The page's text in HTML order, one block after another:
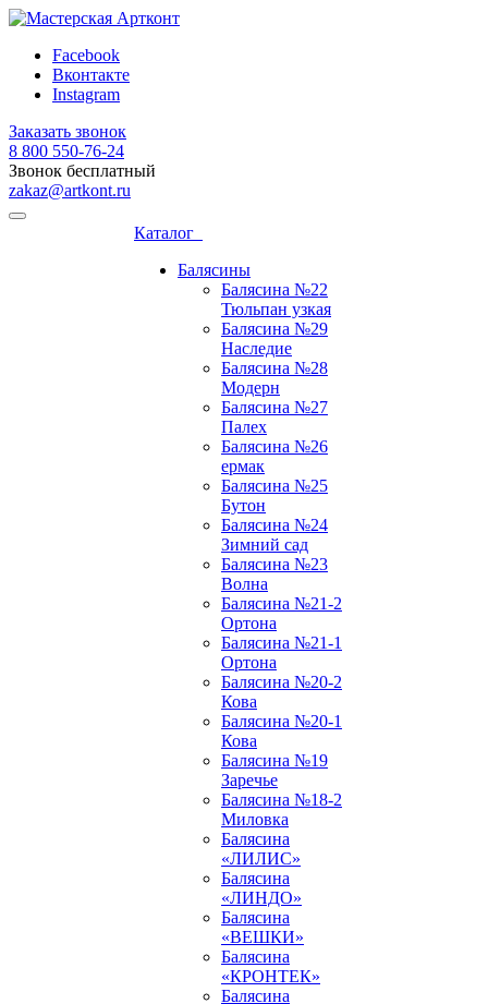
Facebook
Вконтакте
Instagram
Заказать звонок
8 800 ‎550-76-24
Звонок бесплатный
zakaz@artkont.ru
Каталог
Балясины
Балясина №22
Тюльпан узкая
Балясина №29
Наследие
Балясина №28
Модерн
Балясина №27
Палех
Балясина №26
ермак
Балясина №25
Бутон
Балясина №24
Зимний сад
Балясина №23
Волна
Балясина №21-2
Ортона
Балясина №21-1
Ортона
Балясина №20-2
Кова
Балясина №20-1
Кова
Балясина №19
Заречье
Балясина №18-2
Миловка
Балясина
«ЛИЛИС»
Балясина
«ЛИНДО»
Балясина
«ВЕШКИ»
Балясина
«КРОНТЕК»
Балясина